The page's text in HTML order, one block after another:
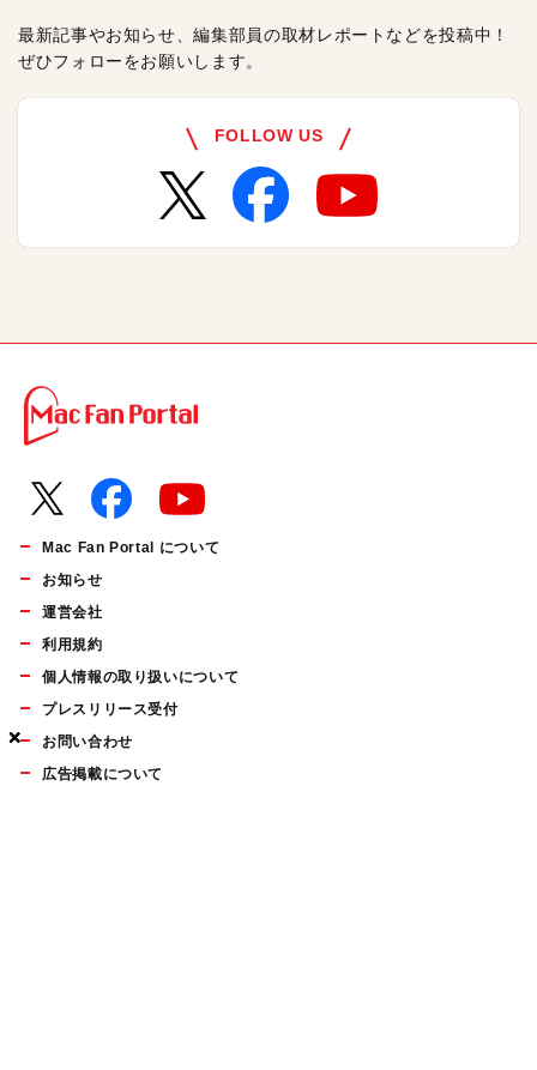
×
×
×
最新記事やお知らせ、編集部員の取材レポートなどを投稿中！
ぜひフォローをお願いします。
FOLLOW US
Mac Fan Portal について
お知らせ
運営会社
利用規約
個人情報の取り扱いについて
プレスリリース受付
お問い合わせ
広告掲載について